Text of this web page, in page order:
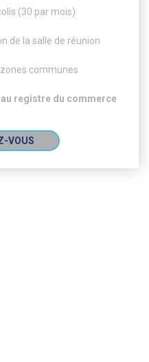
(30 par mois)
de la salle de réunion
communes
registre du commerce
VOUS